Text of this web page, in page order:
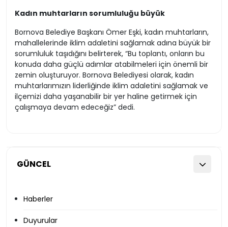
GÜNCEL
Haberler
Duyurular
Kadın muhtarların sorumluluğu büyük
Bornova Belediye Başkanı Ömer Eşki, kadın muhtarların,
mahallelerinde iklim adaletini sağlamak adına büyük bir
sorumluluk taşıdığını belirterek, “Bu toplantı, onların bu
konuda daha güçlü adımlar atabilmeleri için önemli bir
zemin oluşturuyor. Bornova Belediyesi olarak, kadın
muhtarlarımızın liderliğinde iklim adaletini sağlamak ve
ilçemizi daha yaşanabilir bir yer haline getirmek için
çalışmaya devam edeceğiz” dedi.